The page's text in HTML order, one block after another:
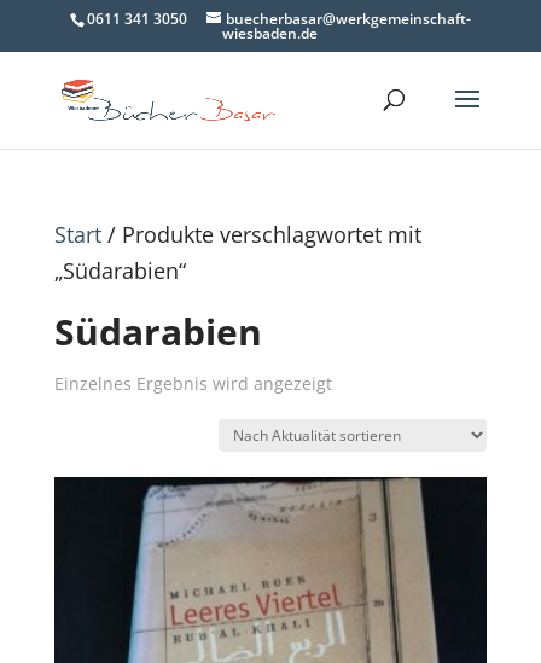
0611 341 3050 buecherbasar@werkgemeinschaft-
wiesbaden.de
Start/ Produkte verschlagwortet mit
„Südarabien“
Südarabien
Einzelnes Ergebnis wird angezeigt